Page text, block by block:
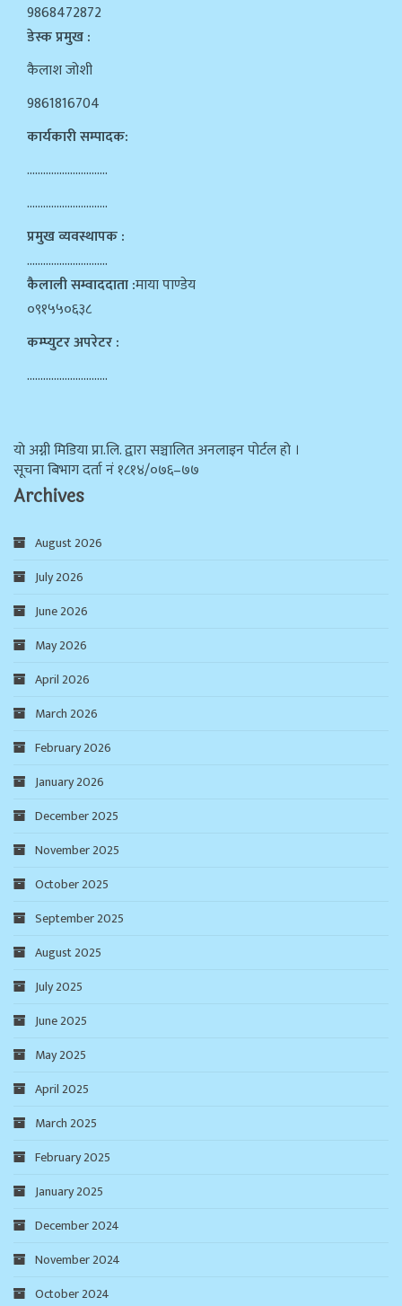
9868472872
डेस्क प्रमुख :
कैलाश जोशी
9861816704
कार्यकारी सम्पादक:
…………………………
…………………………
प्रमुख व्यवस्थापक :
…………………………
कैलाली सम्वाददाता :माया पाण्डेय
०९१५५०६३८
कम्प्युटर अपरेटर :
…………………………
याे अग्नी मिडिया प्रा.लि. द्वारा सञ्चालित अनलाइन पोर्टल हो ।
सूचना बिभाग दर्ता न‌ं १८१४/०७६–७७
Archives
August 2026
July 2026
June 2026
May 2026
April 2026
March 2026
February 2026
January 2026
December 2025
November 2025
October 2025
September 2025
August 2025
July 2025
June 2025
May 2025
April 2025
March 2025
February 2025
January 2025
December 2024
November 2024
October 2024